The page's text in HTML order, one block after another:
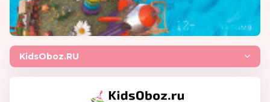
KidsOboz.RU